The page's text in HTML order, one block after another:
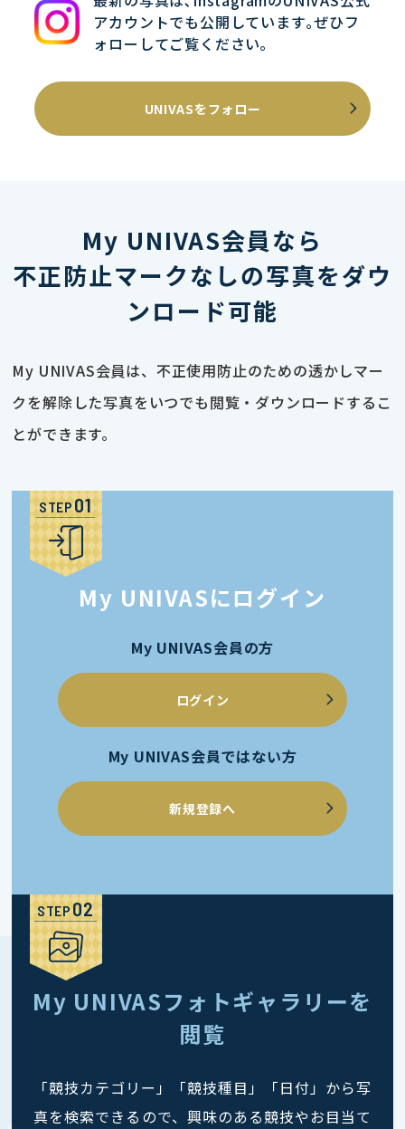
アカウントでも公開しています｡ぜひフ
ォローしてご覧ください｡
UNIVASをフォロー
My UNIVAS会員なら
不正防止マークなしの写真をダウ
ンロード可能
My UNIVAS会員は、不正使用防止のための透かしマー
クを解除した写真をいつでも閲覧・ダウンロードするこ
とができます。
STEP
My UNIVASにログイン
My UNIVAS会員の方
ログイン
My UNIVAS会員ではない方
新規登録へ
STEP
My UNIVASフォトギャラリーを
閲覧
「競技カテゴリー」「競技種目」「日付」から写
真を検索できるので、興味のある競技やお目当て